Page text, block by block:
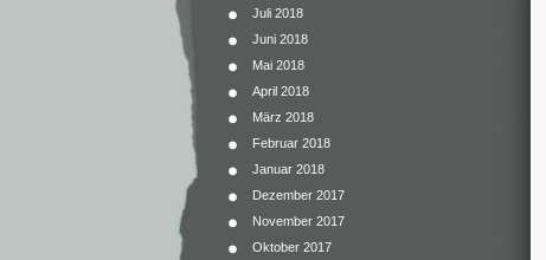
Juli 2018
Juni 2018
Mai 2018
April 2018
März 2018
Februar 2018
Januar 2018
Dezember 2017
November 2017
Oktober 2017